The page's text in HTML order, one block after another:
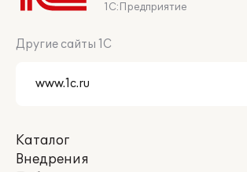
1С:Предприятие
Другие сайты 1С
Каталог
Внедрения